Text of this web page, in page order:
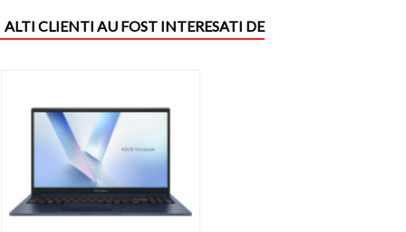
ALTI CLIENTI AU FOST INTERESATI DE